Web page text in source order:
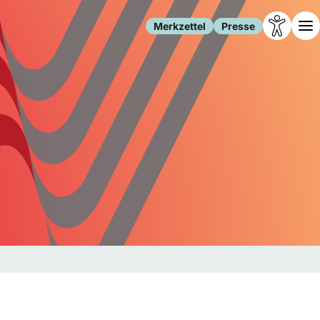
Merkzettel Presse
Leben
Familie
Freizeit
Gesundheit
Internet
Gesellschaft
Forschung
Migration
Polizei